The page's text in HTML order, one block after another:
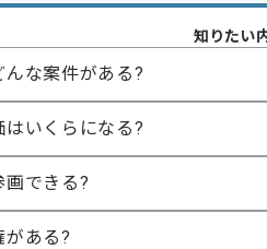
参画実績あり , 20代活
Androidアプリの開発経験2年以上
ースコード管理
ードレビュー
ーム開発
知りたい
んな案件がある?
はいくらになる?
画できる?
がある?